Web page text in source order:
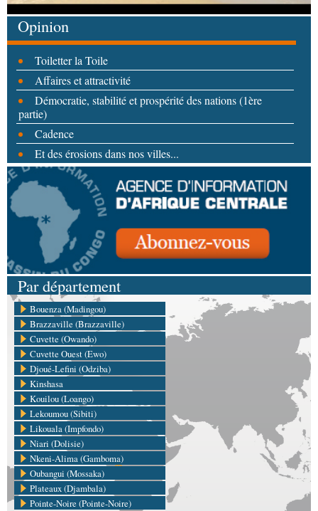
Opinion
Toiletter la Toile
Affaires et attractivité
Démocratie, stabilité et prospérité des nations (1ère
partie)
Cadence
Et des érosions dans nos villes...
Par département
Bouenza (Madingou)
Brazzaville (Brazzaville)
Cuvette (Owando)
Cuvette Ouest (Ewo)
Djoué-Lefini (Odziba)
Kinshasa
Kouilou (Loango)
Lekoumou (Sibiti)
Likouala (Impfondo)
Niari (Dolisie)
Nkeni-Alima (Gamboma)
Oubangui (Mossaka)
Plateaux (Djambala)
Pointe-Noire (Pointe-Noire)